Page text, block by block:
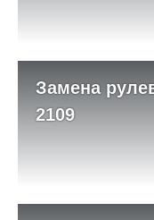
Замена
2109